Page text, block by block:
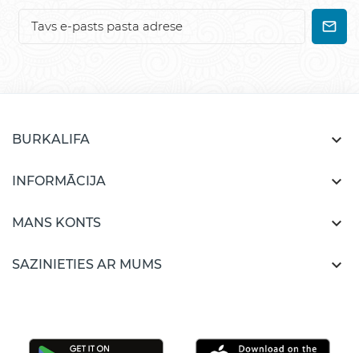
BURKALIFA 
INFORMĀCIJA 
MANS KONTS 
SAZINIETIES AR MUMS 